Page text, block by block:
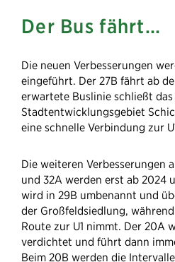
Der Bus fährt…
Die neuen Verbesserungen
eingeführt. Der 27B fährt ab
erwartete Buslinie schließt das
Stadtentwicklungsgebiet
eine schnelle Verbindung zur
Die weiteren Verbesserungen
und 32A werden erst ab 2024
wird in 29B umbenannt und
der Großfeldsiedlung,
Route zur U1 nimmt. Der 20A
verdichtet und führt dann
Beim 20B werden die